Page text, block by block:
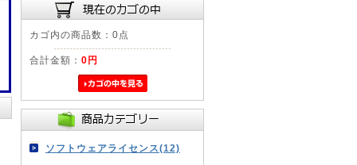
カゴ内の商品数：0点
合計金額： 0円
ソフトウェアライセンス(12)